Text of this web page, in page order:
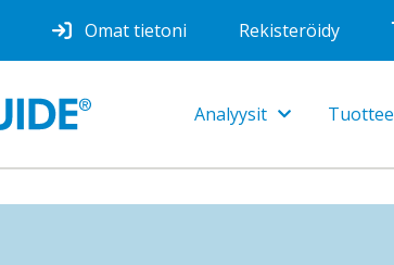
Omat tietoni Rekisteröidy
Analyysit
Toggle